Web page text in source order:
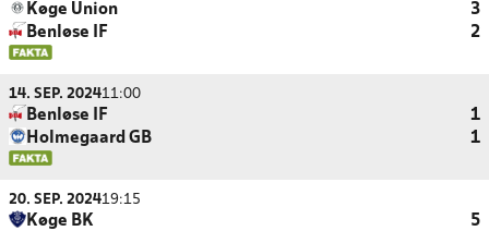
Køge Union
3
Benløse IF
2
14. SEP. 202411:00
Benløse IF
1
Holmegaard GB
1
20. SEP. 202419:15
Køge BK
5